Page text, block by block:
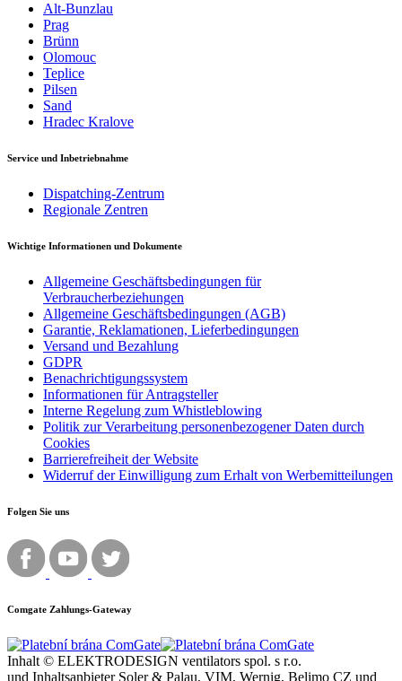
Alt-Bunzlau
Prag
Brünn
Olomouc
Teplice
Pilsen
Sand
Hradec Kralove
Service und Inbetriebnahme
Dispatching-Zentrum
Regionale Zentren
Wichtige Informationen und Dokumente
Allgemeine Geschäftsbedingungen für
Verbraucherbeziehungen
Allgemeine Geschäftsbedingungen (AGB)
Garantie, Reklamationen, Lieferbedingungen
Versand und Bezahlung
GDPR
Benachrichtigungssystem
Informationen für Antragsteller
Interne Regelung zum Whistleblowing
Politik zur Verarbeitung personenbezogener Daten durch
Cookies
Barrierefreiheit der Website
Widerruf der Einwilligung zum Erhalt von Werbemitteilungen
Folgen Sie uns
Comgate Zahlungs-Gateway
Inhalt © ELEKTRODESIGN ventilators spol. s r.o.
und Inhaltsanbieter Soler & Palau, VIM, Wernig, Belimo CZ und